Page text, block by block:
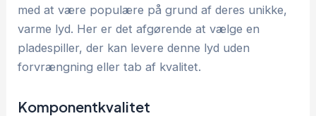
med at være populære på grund af deres unikke,
varme lyd. Her er det afgørende at vælge en
pladespiller, der kan levere denne lyd uden
forvrængning eller tab af kvalitet.
Komponentkvalitet